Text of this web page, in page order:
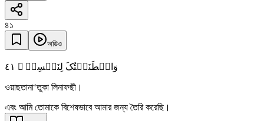
৪১
অডিও
وَاصۡطَنَعۡتُکَ لِنَفۡسِیۡ ۚ ٤١
ওয়াছতানা‘তুকা লিনাফছী।
এবং আমি তোমাকে বিশেষভাবে আমার জন্য তৈরি করেছি।